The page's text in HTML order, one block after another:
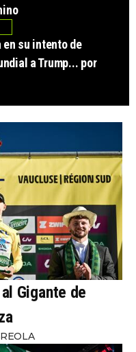
su intento de
a Trump... por
Gigante de